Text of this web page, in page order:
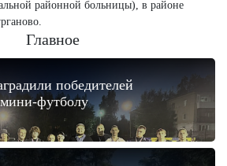
районной больницы), в районе
Главное
победителей
футболу